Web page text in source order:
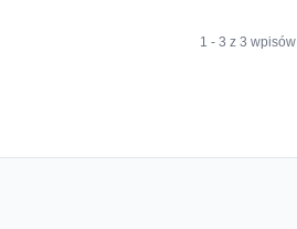
1 - 3 z 3 wpisów